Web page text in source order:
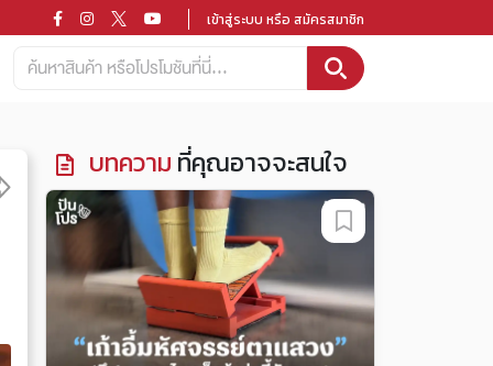
เข้าสู่ระบบ หรือ สมัครสมาชิก
บทความ ที่คุณอาจจะสนใจ